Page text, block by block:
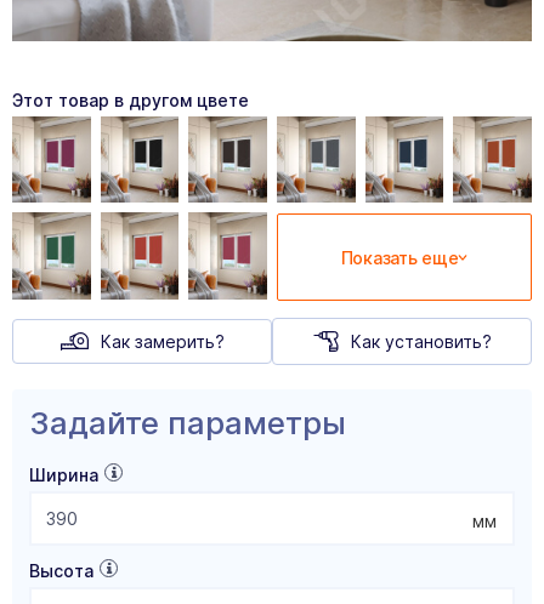
Этот товар в другом цвете
Показать еще
Как замерить? Как установить?
Задайте параметры
Ширина
мм
Высота